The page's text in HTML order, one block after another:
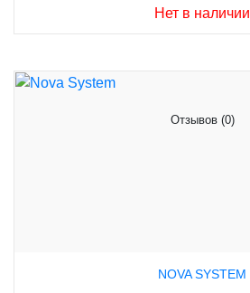
Нет в наличии
Отзывов (0)
NOVA SYSTEM